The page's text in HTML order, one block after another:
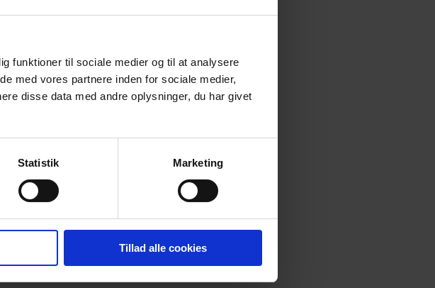
funktioner til sociale medier og til at analysere
med vores partnere inden for sociale medier,
disse data med andre oplysninger, du har givet
Statistik Marketing
Tillad alle cookies